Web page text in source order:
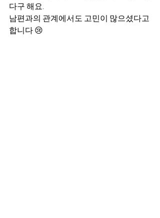
다구 해요.
남편과의 관계에서도 고민이 많으셨다고
합니다 😢